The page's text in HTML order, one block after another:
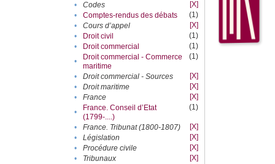
•
Codes
[X]
•
Comptes-rendus des débats
(1)
•
Cours d’appel
[X]
•
Droit civil
(1)
•
Droit commercial
(1)
•
Droit commercial - Commerce
maritime
(1)
• Droit commercial - Sources
[X]
•
Droit maritime
[X]
•
France
[X]
•
France. Conseil d’Etat
(1799-....)
(1)
• France. Tribunat (1800-1807)
[X]
•
Législation
[X]
•
Procédure civile
[X]
•
Tribunaux
[X]